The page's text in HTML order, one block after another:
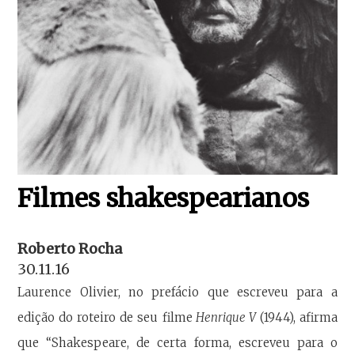
Filmes shakespearianos
Roberto Rocha
30.11.16
Laurence Olivier, no prefácio que escreveu para a
edição do roteiro de seu filme Henrique V(1944), afirma
que “Shakespeare, de certa forma, escreveu para o